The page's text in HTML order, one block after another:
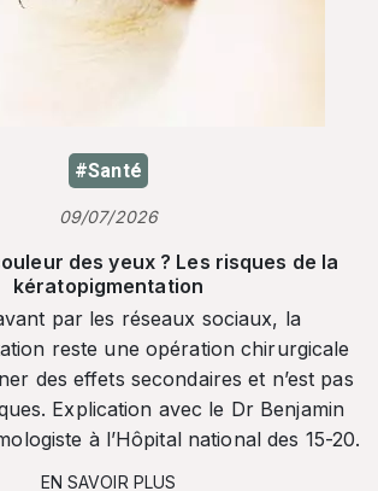
#Santé
09/07/2026
des yeux ? Les risques de la
kératopigmentation
par les réseaux sociaux, la
reste une opération chirurgicale
des effets secondaires et n’est pas
Explication avec le Dr Benjamin
à l’Hôpital national des 15-20.
EN SAVOIR PLUS